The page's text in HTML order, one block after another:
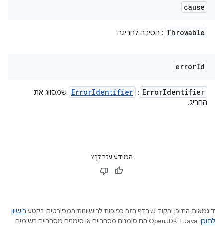
cause
Throwable : הסיבה לחריגה
errorId
ErrorIdentifier
:
ErrorIdentifier
שמסווג את
החריג.
המידע עזר לך?
דוגמאות התוכן והקוד שבדף הזה כפופות לרישיונות המפורטים בקטע רישיון
לתוכן
.‏ Java ו-OpenJDK הם סימנים מסחריים או סימנים מסחריים רשומים